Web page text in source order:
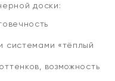
доски:
системами «тёплый
возможность